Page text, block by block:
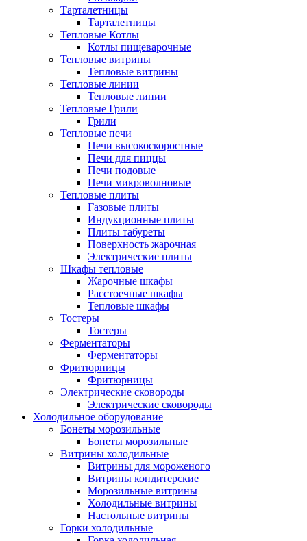
Тарталетницы
Тарталетницы
Тепловые Котлы
Котлы пищеварочные
Тепловые витрины
Тепловые витрины
Тепловые линии
Тепловые линии
Тепловые Грили
Грили
Тепловые печи
Печи высокоскоростные
Печи для пиццы
Печи подовые
Печи микроволновые
Тепловые плиты
Газовые плиты
Индукционные плиты
Плиты табуреты
Поверхность жарочная
Электрические плиты
Шкафы тепловые
Жарочные шкафы
Расстоечные шкафы
Тепловые шкафы
Тостеры
Тостеры
Ферментаторы
Ферментаторы
Фритюрницы
Фритюрницы
Электрические сковороды
Электрические сковороды
Холодильное оборудование
Бонеты морозильные
Бонеты морозильные
Витрины холодильные
Витрины для мороженого
Витрины кондитерские
Морозильные витрины
Холодильные витрины
Настольные витрины
Горки холодильные